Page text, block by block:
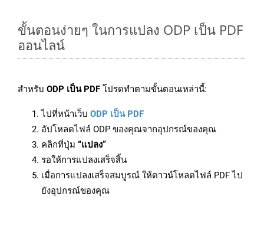
ขั้นตอนง่ายๆ ในการแปลง ODP เป็น PDF
ออนไลน์
สำหรับ ODP เป็น PDF โปรดทำตามขั้นตอนเหล่านี้:
ไปที่หน้าเว็บ ODP เป็น PDF
อัปโหลดไฟล์ ODP ของคุณจากอุปกรณ์ของคุณ
คลิกที่ปุ่ม “แปลง”
รอให้การแปลงเสร็จสิ้น
เมื่อการแปลงเสร็จสมบูรณ์ ให้ดาวน์โหลดไฟล์ PDF ไป
ยังอุปกรณ์ของคุณ